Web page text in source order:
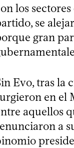
los
se
gran
Evo, tras la
en el
aquellos
a